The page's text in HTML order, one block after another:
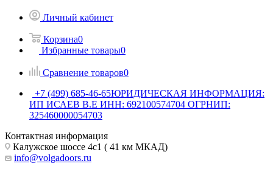
Личный кабинет
Корзина0
Избранные товары0
Сравнение товаров0
+7 (499) 685-46-65ЮРИДИЧЕСКАЯ ИНФОРМАЦИЯ:
ИП ИСАЕВ В.Е ИНН: 692100574704 ОГРНИП:
325460000054703
Контактная информация
Калужское шоссе 4с1 ( 41 км МКАД)
info@volgadoors.ru